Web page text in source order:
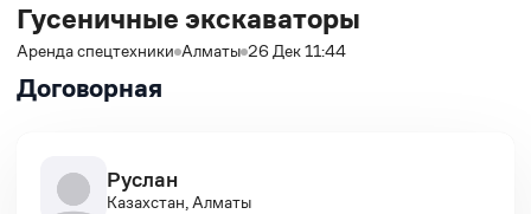
Гусеничные экскаваторы
Аренда спецтехники Алматы 26 Дек 11:44
Договорная
Руслан
Казахстан, Алматы